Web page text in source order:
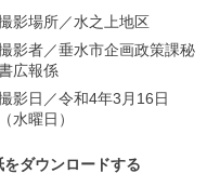
影場所／水之上地区
影者／垂水市企画政策課秘
広報係
影日／令和4年3月16日
（水曜日）
をダウンロードする